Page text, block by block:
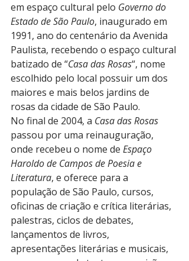
em espaço cultural pelo Governo do
Estado de São Paulo, inaugurado em
1991, ano do centenário da Avenida
Paulista, recebendo o espaço cultural
batizado de “Casa das Rosas“, nome
escolhido pelo local possuir um dos
maiores e mais belos jardins de
rosas da cidade de São Paulo.
No final de 2004, a Casa das Rosas
passou por uma reinauguração,
onde recebeu o nome de Espaço
Haroldo de Campos de Poesia e
Literatura, e oferece para a
população de São Paulo, cursos,
oficinas de criação e crítica literárias,
palestras, ciclos de debates,
lançamentos de livros,
apresentações literárias e musicais,